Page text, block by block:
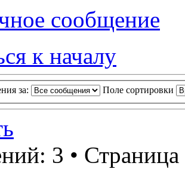
сообщение
к началу
за: Поле сортировки
3 • Страница